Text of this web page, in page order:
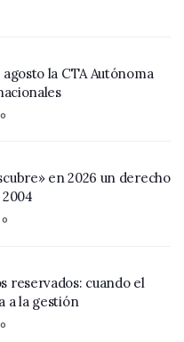
la CTA Autónoma
0
en 2026 un derecho
0
reservados: cuando el
a la gestión
0